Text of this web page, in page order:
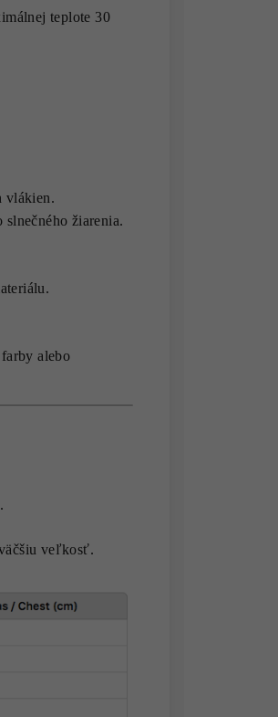
teplote 30
vlákien.
žiarenia.
alebo
veľkosť.